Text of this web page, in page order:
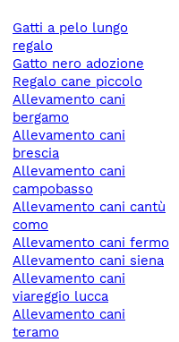
gatti a pelo lungo
regalo
gatto nero adozione
regalo cane piccolo
allevamento cani
bergamo
allevamento cani
brescia
allevamento cani
campobasso
allevamento cani cantù
como
allevamento cani fermo
allevamento cani siena
allevamento cani
viareggio lucca
allevamento cani
teramo